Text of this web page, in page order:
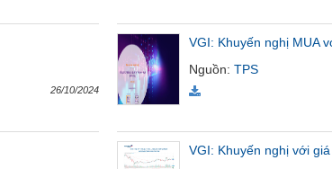
26/10/2024
VGI: Khuyến nghị MUA
Nguồn: TPS
VGI: Khuyến nghị với